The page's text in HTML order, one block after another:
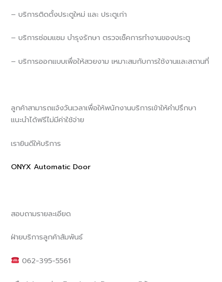
– บริการติดตั้งประตูใหม่ และ ประตูเก่า
– บริการซ่อมแซม บำรุงรักษา ตรวจเช็คการทำงานของประตู
– บริการออกแบบเพื่อให้สวยงาม เหมาะสมกับการใช้งานและสถานที่
ลูกค้าสามารถแจ้งวันเวลาเพื่อให้พนักงานบริการเข้าให้คำปรึกษา
แนะนำได้ฟรีไม่มีค่าใช้จ่าย
เรายินดีให้บริการ
ONYX Automatic Door
สอบถามรายละเอียด
ฝ่ายบริการลูกค้าสัมพันธ์
062-395-5561